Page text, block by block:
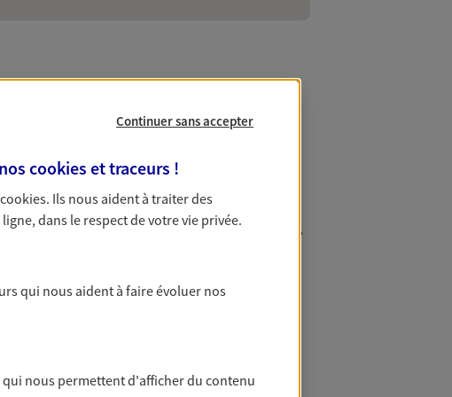
à vos besoins. À seulement quelques
venez nous rencontrez dans
assurance habitation, une
d'assurance adaptées à vos
Continuer sans accepter
cookies et traceurs !
cookies. Ils nous aident à traiter des
dans le respect de votre vie privée.
qui nous aident à faire évoluer nos
nous permettent d'afficher du contenu